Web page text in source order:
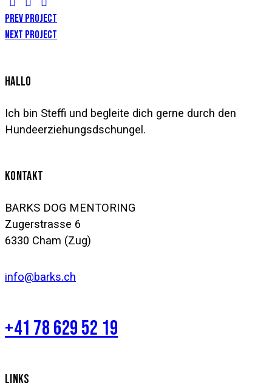
BEITRAGSNAVIGATION
Prev Project
Next Project
HALLO
Ich bin Steffi und begleite dich gerne durch den
Hundeerziehungsdschungel.
KONTAKT
BARKS DOG MENTORING
Zugerstrasse 6
6330 Cham (Zug)
info@barks.ch
+41 78 629 52 19
LINKS